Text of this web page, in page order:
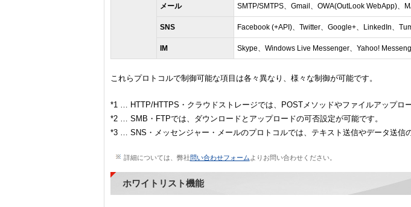
メール SMTP/SMTPS、Gmail、OWA(OutLook WebApp)、
SNS Facebook (+API)、Twitter、Google+、LinkedIn、
IM Skype、Windows Live Messenger、Yahoo!
これらプロトコルで制御可能な項目は各々異なり、様々な制御が可能です。
*1 … HTTP/HTTPS・クラウドストレージでは、POSTメソッドやファイルアップロ
*2 … SMB・FTPでは、ダウンロードとアップロードの可否設定が可能です。
*3 … SNS・メッセンジャー・メールのプロトコルでは、テキスト送信やデータ送信
詳細については、弊社問い合わせフォーム よりお問い合わせください。
ホワイトリスト機能